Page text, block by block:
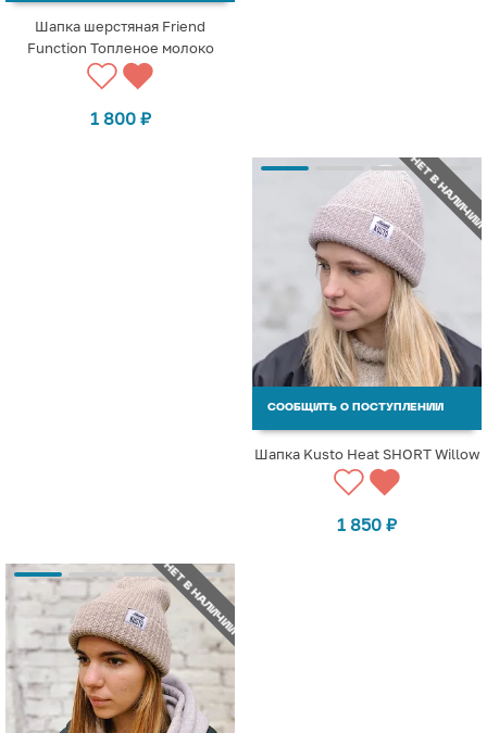
Шапка шерстяная Friend
Function Топленое молоко
1 800 ₽
НЕТ В НАЛИЧИИ
СООБЩИТЬ О ПОСТУПЛЕНИИ
Шапка Kusto Heat SHORT Willow
1 850 ₽
НЕТ В НАЛИЧИИ